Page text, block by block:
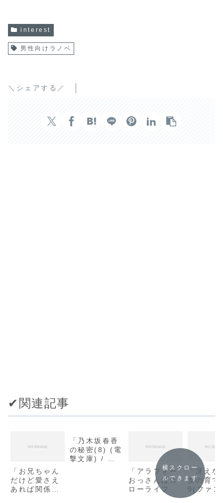
interest
男性向けラノベ
＼シェアする／
✔︎関連記事
「お兄ちゃん
だけど愛さえ
あれば関係な
「乃木坂春香
の秘密(8) (電
撃文庫) / 五
「アラフォー
おっさんはス
ローライフの
夢を見るか?2
「冴えな
女の育て
9(ファン
ア文庫)
横スクロー
ルできます